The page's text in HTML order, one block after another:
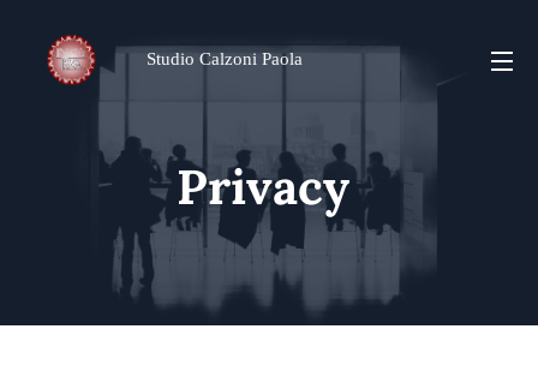
Studio Calzoni Paola
Privacy